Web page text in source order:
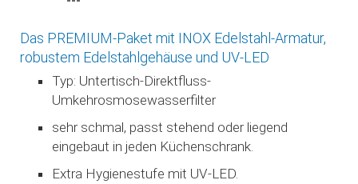
Das PREMIUM-Paket mit INOX Edelstahl-Armatur,
robustem Edelstahlgehäuse und UV-LED
Typ: Untertisch-Direktfluss-
Umkehrosmosewasserfilter
sehr schmal, passt stehend oder liegend
eingebaut in jeden Küchenschrank.
Extra Hygienestufe mit UV-LED.